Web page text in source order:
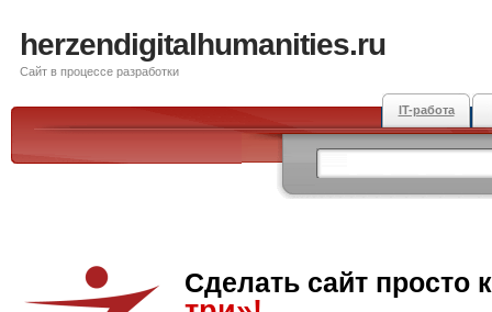
herzendigitalhumanities.ru
Сайт в процессе разработки
IT-работа
Сделать сайт просто